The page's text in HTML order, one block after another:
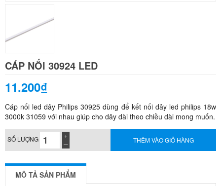
CÁP NỐI 30924 LED
11.200₫
Cáp nối led dây Philips 30925 dùng để kết nối dây led philips 18w
3000k 31059 với nhau giúp cho dây dài theo chiều dài mong muốn.
SỐ LƯỢNG THÊM VÀO GIỎ HÀNG
MÔ TẢ SẢN PHẨM